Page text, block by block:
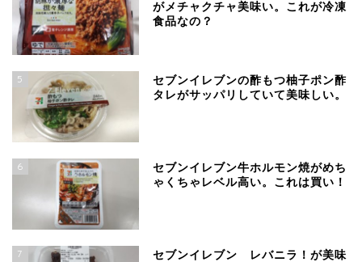
がメチャクチャ美味い。これが冷凍
食品なの？
5
セブンイレブンの酢もつ柚子ポン酢
タレがサッパリしていて美味しい。
6
セブンイレブン牛ホルモン焼がめち
ゃくちゃレベル高い。これは買い！
7
セブンイレブン レバニラ！が美味